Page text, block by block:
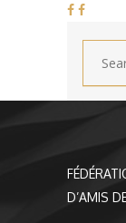
D’AMIS